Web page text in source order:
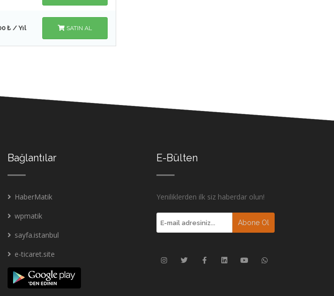
₺ / Yıl SATIN AL
Bağlantılar
HaberMatik
wpmatik
sayfa.istanbul
e-ticaret.site
E-Bülten
Yeniliklerden ilk siz haberdar olun!